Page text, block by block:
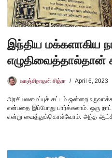
இந்திய மக்களாகிய
வாஞ்சிநாதன் சித்ரா April 6, 2023
அரசியலமைப்புச் சட்டம் ஒன்றை
என்பதை இப்போது பார்க்கலாம். ஒரு
என்று வைத்துக்கொள்வோம். அந்த